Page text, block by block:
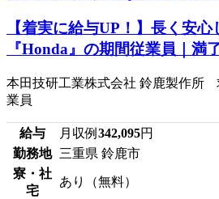
【着実に給与UP！】長く安心
『Honda』の期間従業員｜満
本田技研工業株式会社 鈴鹿製作所
業員
給与 月収例 342,095円
勤務地 三重県 鈴鹿市
寮・社
宅
あり（無料）